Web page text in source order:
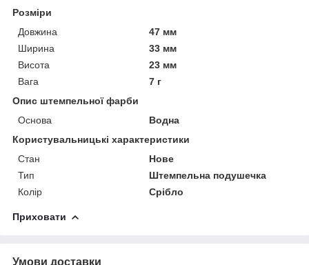
Розміри
Довжина
47 мм
Ширина
33 мм
Висота
23 мм
Вага
7 г
Опис штемпельної фарби
Основа
Водна
Користувальницькі характеристики
Стан
Нове
Тип
Штемпельна подушечка
Колір
Срібло
Приховати
Умови доставки